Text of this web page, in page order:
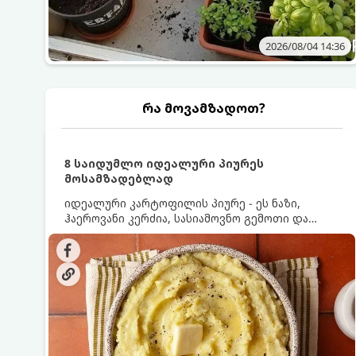
2026/08/04 14:36
რა მოვამზადოთ?
8 საიდუმლო იდეალური პიურეს
მოსამზადებლად
იდეალური კარტოფილის პიურე - ეს ნაზი,
ჰაეროვანი კერძია, სასიამოვნო გემოთი და
ნაღების-მოყვითალო ფერით. მისი მომზადება
ძალიან მარტივია, მაგრამ არსებობს რამდენიმე
საიდუმლო, რომლებიც უნდა იცოდეთ, რომ
პიურე იდეალურად გემრიელი გამოვიდეს.